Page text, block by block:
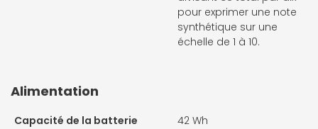
pour exprimer une note
synthétique sur une
échelle de 1 à 10.
Alimentation
Capacité de la batterie
42 Wh